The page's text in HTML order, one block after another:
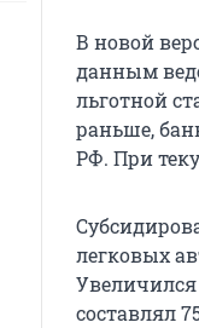
В новой
данным
льготной
раньше,
РФ. При
легковых
составлял